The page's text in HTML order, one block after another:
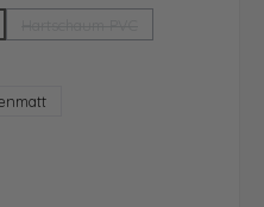
verfügbar.)